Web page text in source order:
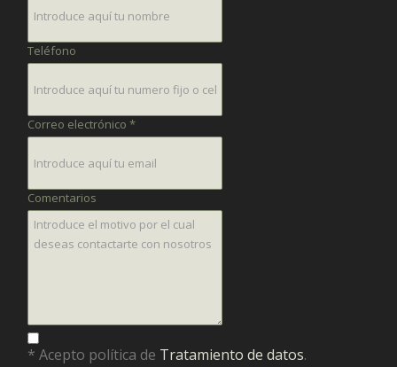
Teléfono
Correo electrónico *
Comentarios
* Acepto política de Tratamiento de datos.